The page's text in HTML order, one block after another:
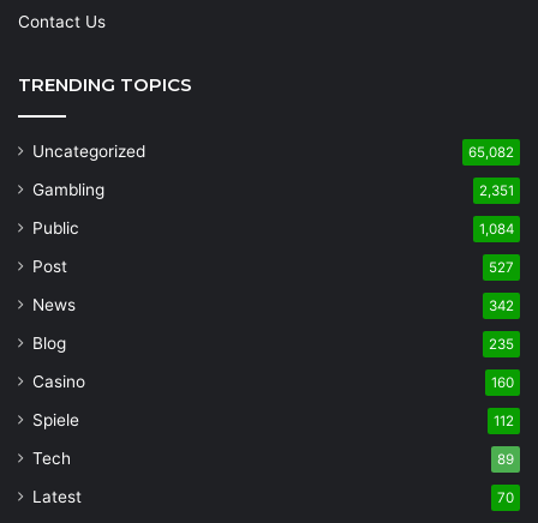
Contact Us
TRENDING TOPICS
Uncategorized 65,082
Gambling 2,351
Public 1,084
Post 527
News 342
Blog 235
Casino 160
Spiele 112
Tech 89
Latest 70